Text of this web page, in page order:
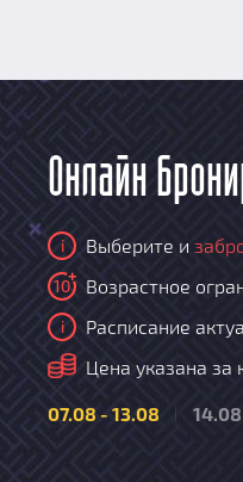
Онлайн
i Выберите и
10 Возрастное
i Расписание
i Цена указана за
07.08 - 13.08